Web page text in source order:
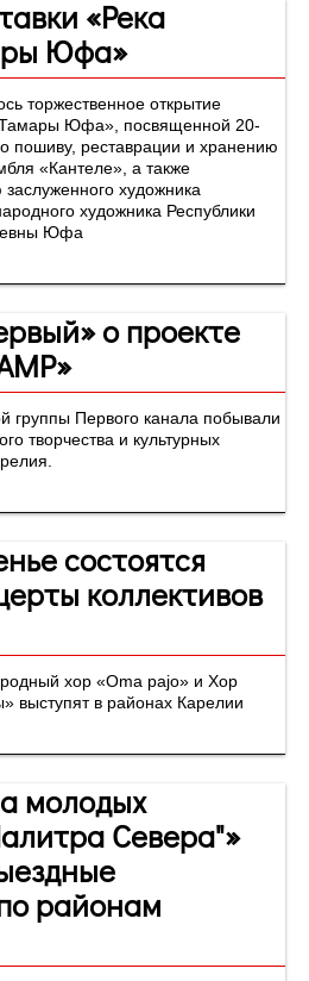
«Река
Юфа»
торжественное открытие
Тамары Юфа», посвященной 20-
пошиву, реставрации и хранению
«Кантеле», а также
художника
художника Республики
Юфа
о проекте
группы Первого канала побывали
творчества и культурных
состоятся
коллективов
хор «Oma pajo» и Хор
выступят в районах Карелии
молодых
Севера"»
районам